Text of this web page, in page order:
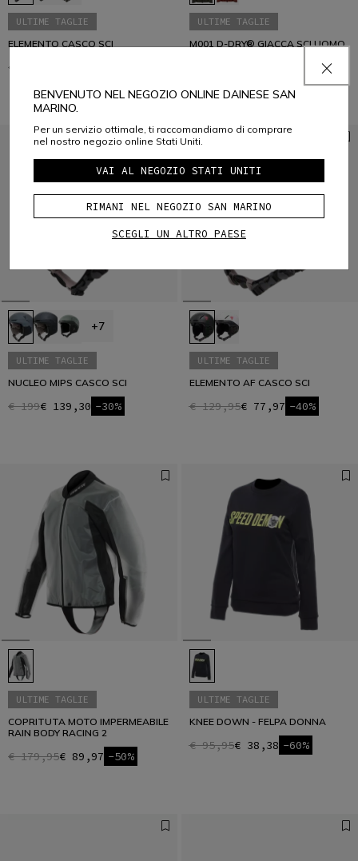
ULTIME TAGLIE
ELEMENTO CASCO SCI
€ 129
ULTIME TAGLIE
M001 D-DRY® GIACCA SCI UOMO
+7
ULTIME TAGLIE
NUCLEO MIPS CASCO SCI
€ 199€ 139,30 -30%
ULTIME TAGLIE
ELEMENTO AF CASCO SCI
€ 129,95€ 77,97 -40%
ULTIME TAGLIE
COPRITUTA MOTO IMPERMEABILE
RAIN BODY RACING 2
€ 179,95€ 89,97 -50%
ULTIME TAGLIE
KNEE DOWN - FELPA DONNA
€ 95,95€ 38,38 -60%
BENVENUTO NEL NEGOZIO ONLINE DAINESE SAN
MARINO.
Per un servizio ottimale, ti raccomandiamo di comprare
nel nostro negozio online Stati Uniti.
VAI AL NEGOZIO STATI UNITI
RIMANI NEL NEGOZIO SAN MARINO
SCEGLI UN ALTRO PAESE